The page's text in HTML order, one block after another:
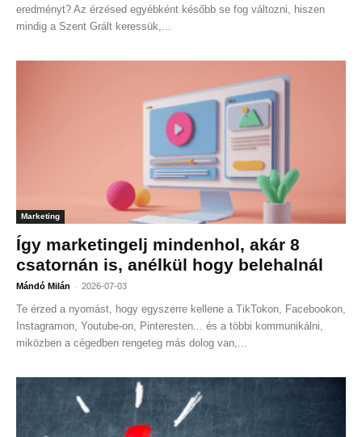
eredményt? Az érzésed egyébként később se fog változni, hiszen
mindig a Szent Grált keressük,...
Marketing
Így marketingelj mindenhol, akár 8
csatornán is, anélkül hogy belehalnál
Mándó Milán - 2026-07-03
Te érzed a nyomást, hogy egyszerre kellene a TikTokon, Facebookon,
Instagramon, Youtube-on, Pinteresten... és a többi kommunikálni,
miközben a cégedben rengeteg más dolog van,...